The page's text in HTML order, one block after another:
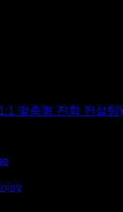
맞춤형 진학 컨설팅)